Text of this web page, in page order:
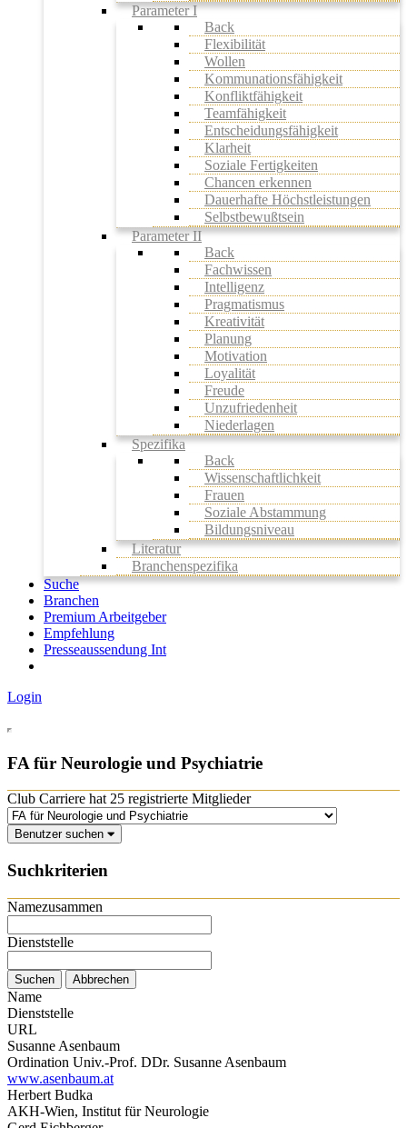
Parameter I
Back
Flexibilität
Wollen
Kommunationsfähigkeit
Konfliktfähigkeit
Teamfähigkeit
Entscheidungsfähigkeit
Klarheit
Soziale Fertigkeiten
Chancen erkennen
Dauerhafte Höchstleistungen
Selbstbewußtsein
Parameter II
Back
Fachwissen
Intelligenz
Pragmatismus
Kreativität
Planung
Motivation
Loyalität
Freude
Unzufriedenheit
Niederlagen
Spezifika
Back
Wissenschaftlichkeit
Frauen
Soziale Abstammung
Bildungsniveau
Literatur
Branchenspezifika
Suche
Branchen
Premium Arbeitgeber
Empfehlung
Presseaussendung Int
Login
FA für Neurologie und Psychiatrie
Club Carriere hat 25 registrierte Mitglieder
Benutzer suchen
Suchkriterien
Namezusammen
Dienststelle
Name
Dienststelle
URL
Susanne Asenbaum
Ordination Univ.-Prof. DDr. Susanne Asenbaum
www.asenbaum.at
Herbert Budka
AKH-Wien, Institut für Neurologie